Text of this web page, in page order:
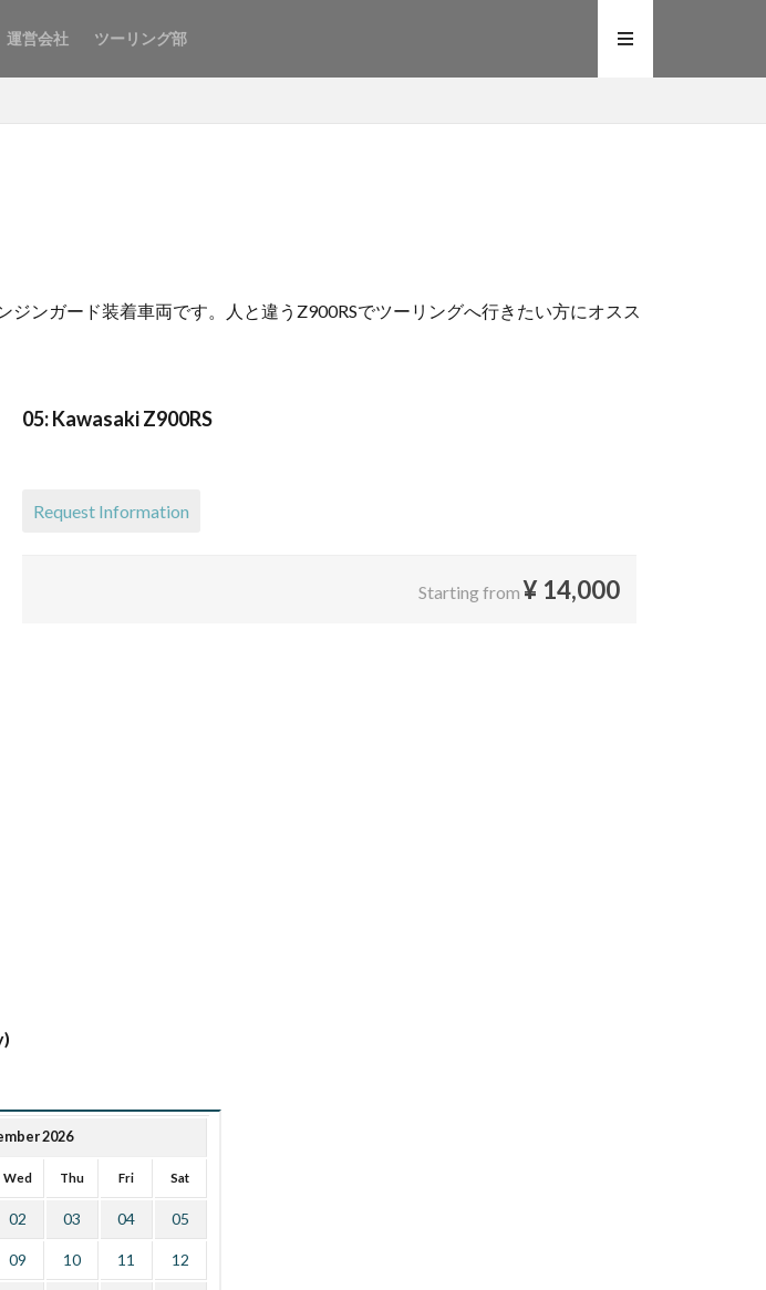
運営会社 ツーリング部
ンガード装着車両です。人と違うZ900RSでツーリングへ行きたい方にオスス
05: Kawasaki Z900RS
Request Information
Starting from ¥ 14,000
2026
Wed Thu Fri Sat
02 03 04 05
09 10 11 12